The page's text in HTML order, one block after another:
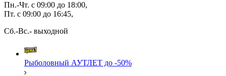
Пн.-Чт. с 09:00 до 18:00,
Пт. с 09:00 до 16:45,
Сб.-Вс.- выходной
Рыболовный АУТЛЕТ до -50%